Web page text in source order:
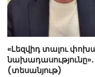
«Լեզվիդ տալու
(տեսանյութ)